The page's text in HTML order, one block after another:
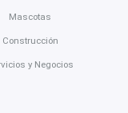
Mascotas
Construcción
y Negocios